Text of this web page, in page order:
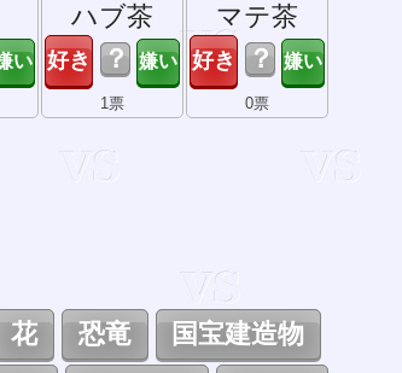
ハブ茶
？
1票
マテ茶
？
0票
花 恐竜
国宝建造物